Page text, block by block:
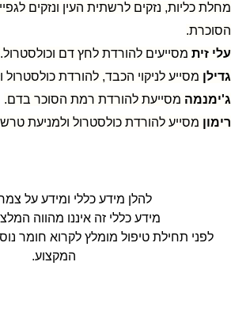
מחלת כליות, נזקים לרשתית העין ונזקים
הסוכרת.
עלי זית מסייעים להורדת לחץ דם וכולסטרול.
גדילן מסייע לניקוי הכבד, להורדת
ג'ימנמה מסייעת להורדת רמת הסוכר בדם.
רימון מסייע להורדת כולסטרול ולמניעת
להלן מידע כללי ומידע על
מידע כללי זה איננו מהווה
לפני תחילת טיפול מומלץ לקרוא חומר
המקצוע.